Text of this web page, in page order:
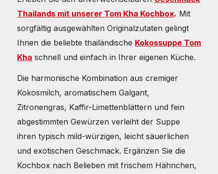
Thailands mit unserer Tom Kha Kochbox. Mit
sorgfältig ausgewählten Originalzutaten gelingt
Ihnen die beliebte thailändische Kokossuppe Tom
Kha schnell und einfach in Ihrer eigenen Küche.
Die harmonische Kombination aus cremiger
Kokosmilch, aromatischem Galgant,
Zitronengras, Kaffir-Limettenblättern und fein
abgestimmten Gewürzen verleiht der Suppe
ihren typisch mild-würzigen, leicht säuerlichen
und exotischen Geschmack. Ergänzen Sie die
Kochbox nach Belieben mit frischem Hähnchen,